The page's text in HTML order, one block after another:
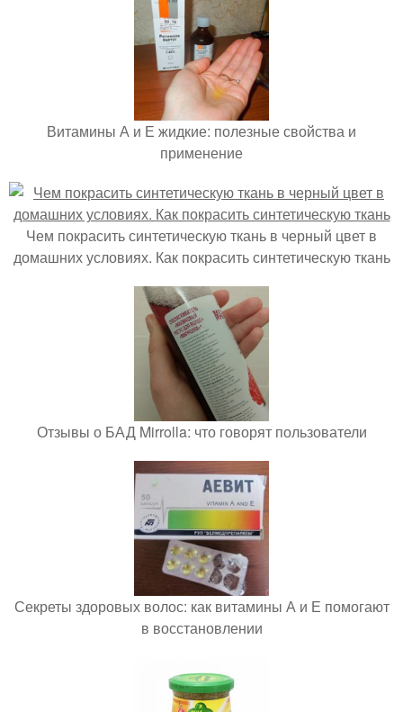
Витамины А и Е жидкие: полезные свойства и
применение
Чем покрасить синтетическую ткань в черный цвет в
домашних условиях. Как покрасить синтетическую ткань
Отзывы о БАД Mirrolla: что говорят пользователи
Секреты здоровых волос: как витамины А и Е помогают
в восстановлении